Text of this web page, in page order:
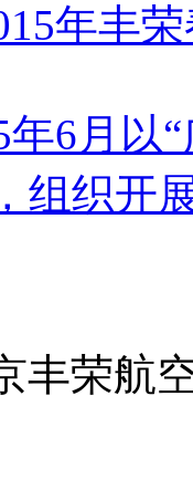
年丰
年6月以
组织开
丰荣航